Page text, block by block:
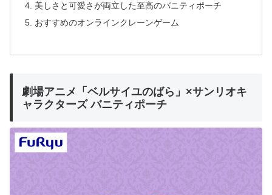
美しさと可愛さが両立した至高のバニティポーチ
おすすめのオンラインクレーンゲーム
劇場アニメ「ベルサイユのばら」×サンリオキ
ャラクターズ バニティポーチ